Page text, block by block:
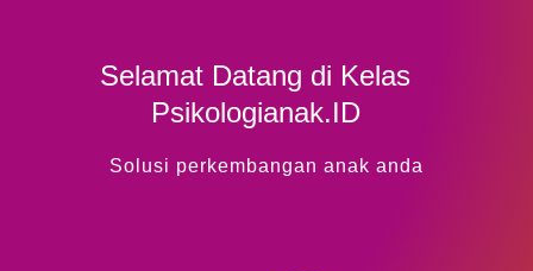
Selamat Datang di Kelas
Psikologianak.ID
Solusi perkembangan anak anda